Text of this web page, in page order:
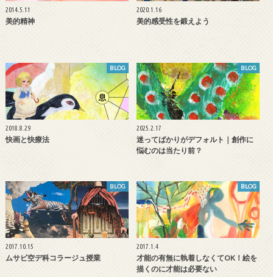
2014.5.11
美的精神
2020.1.16
美的感受性を鍛えよう
BLOG
2018.8.29
快画と快療法
BLOG
2025.2.17
迷ってばかりがデフォルト｜創作に
悩むのは当たり前？
BLOG
2017.10.15
ムサビ空デ科コラージュ授業
BLOG
2017.1.4
才能の有無に執着しなくてOK！絵を
描くのに才能は必要ない